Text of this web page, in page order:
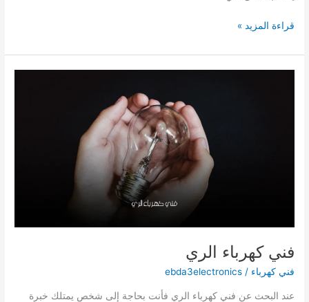
فني
القصور
قراءة المزيد »
فني كهرباء الري
فني كهرباء /
ebda3electronics
عند البحث عن فني كهرباء الري فأنت بحاجة إلى شخص يمتلك خبرة